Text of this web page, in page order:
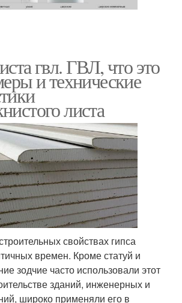
гвл. ГВЛ, что это
и технические
листа
свойствах гипса
времен. Кроме статуй и
зодчие часто использовали этот
зданий, инженерных и
широко применяли его в